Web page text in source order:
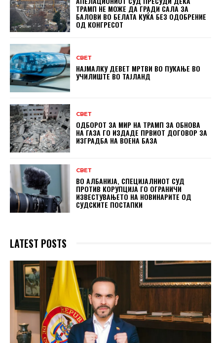
ТРАМП НЕ МОЖЕ ДА ГРАДИ САЛА ЗА
БАЛОВИ ВО БЕЛАТА КУЌА БЕЗ ОДОБРЕНИЕ
ОД КОНГРЕСОТ
СВЕТ
НАЈМАЛКУ ДЕВЕТ МРТВИ ВО ПУКАЊЕ ВО
УЧИЛИШТЕ ВО ТАЈЛАНД
СВЕТ
ОДБОРОТ ЗА МИР НА ТРАМП ЗА ОБНОВА
НА ГАЗА ГО ИЗДАДЕ ПРВИОТ ДОГОВОР ЗА
ИЗГРАДБА НА ВОЕНА БАЗА
СВЕТ
ВО АЛБАНИЈА, СПЕЦИЈАЛНИОТ СУД
ПРОТИВ КОРУПЦИЈА ГО ОГРАНИЧИ
ИЗВЕСТУВАЊЕТО НА НОВИНАРИТЕ ОД
СУДСКИТЕ ПОСТАПКИ
LATEST POSTS